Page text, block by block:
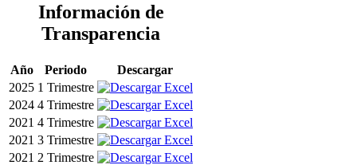
Información de
Transparencia
Año Periodo
Descargar
2025 1 Trimestre
2024 4 Trimestre
2021 4 Trimestre
2021 3 Trimestre
2021 2 Trimestre